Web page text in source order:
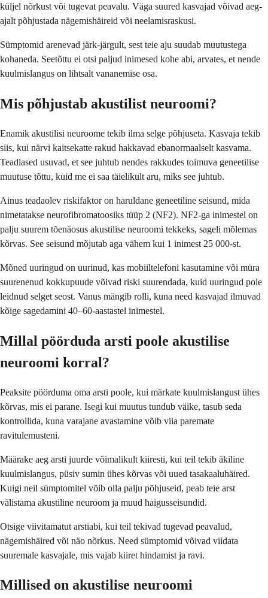
küljel nõrkust või tugevat peavalu. Väga suured kasvajad võivad aeg-
ajalt põhjustada nägemishäireid või neelamisraskusi.
Sümptomid arenevad järk-järgult, sest teie aju suudab muutustega
kohaneda. Seetõttu ei otsi paljud inimesed kohe abi, arvates, et nende
kuulmislangus on lihtsalt vananemise osa.
Mis põhjustab akustilist neuroomi?
Enamik akustilisi neuroome tekib ilma selge põhjuseta. Kasvaja tekib
siis, kui närvi kaitsekatte rakud hakkavad ebanormaalselt kasvama.
Teadlased usuvad, et see juhtub nendes rakkudes toimuva geneetilise
muutuse tõttu, kuid me ei saa täielikult aru, miks see juhtub.
Ainus teadaolev riskifaktor on haruldane geneetiline seisund, mida
nimetatakse neurofibromatoosiks tüüp 2 (NF2). NF2-ga inimestel on
palju suurem tõenäosus akustilise neuroomi tekkeks, sageli mõlemas
kõrvas. See seisund mõjutab aga vähem kui 1 inimest 25 000-st.
Mõned uuringud on uurinud, kas mobiiltelefoni kasutamine või müra
suurenenud kokkupuude võivad riski suurendada, kuid uuringud pole
leidnud selget seost. Vanus mängib rolli, kuna need kasvajad ilmuvad
kõige sagedamini 40–60-aastastel inimestel.
Millal pöörduda arsti poole akustilise
neuroomi korral?
Peaksite pöörduma oma arsti poole, kui märkate kuulmislangust ühes
kõrvas, mis ei parane. Isegi kui muutus tundub väike, tasub seda
kontrollida, kuna varajane avastamine võib viia paremate
ravitulemusteni.
Määrake aeg arsti juurde võimalikult kiiresti, kui teil tekib äkiline
kuulmislangus, püsiv sumin ühes kõrvas või uued tasakaaluhäired.
Kuigi neil sümptomitel võib olla palju põhjuseid, peab teie arst
välistama akustiline neuroom ja muud haigusseisundid.
Otsige viivitamatut arstiabi, kui teil tekivad tugevad peavalud,
nägemishäired või näo nõrkus. Need sümptomid võivad viidata
suuremale kasvajale, mis vajab kiiret hindamist ja ravi.
Millised on akustilise neuroomi